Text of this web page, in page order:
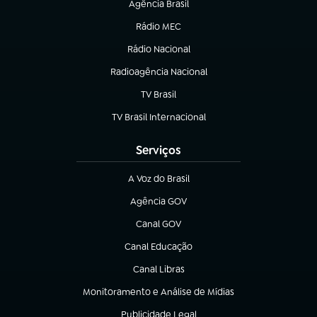
Agência Brasil
(abre em nova aba)
Rádio MEC
(abre em nova aba)
Rádio Nacional
Radioagência Nacional
(abre em nova aba)
TV Brasil
(abre em nova aba)
TV Brasil Internacional
(abre em nova aba)
Serviços
A Voz do Brasil
(abre em nova aba)
Agência GOV
(abre em nova aba)
Canal GOV
(abre em nova aba)
Canal Educação
(abre em nova aba)
Canal Libras
(abre em nova aba)
Monitoramento e Análise de Mídias
(abre em nova aba)